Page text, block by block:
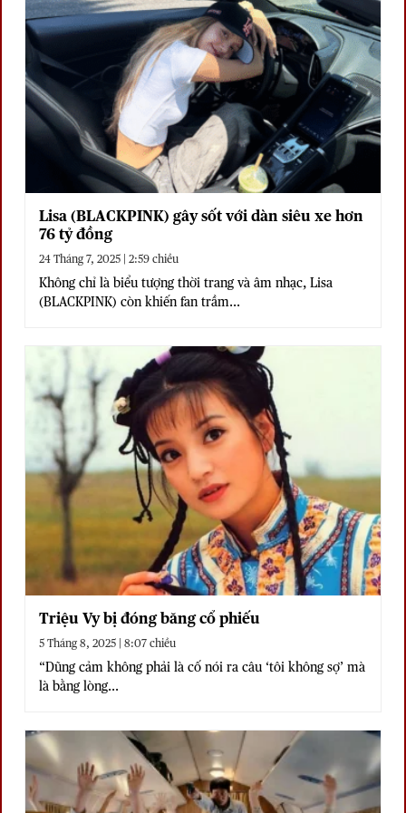
Lisa (BLACKPINK) gây sốt với dàn siêu xe hơn
76 tỷ đồng
24 Tháng 7, 2025 | 2:59 chiều
Không chỉ là biểu tượng thời trang và âm nhạc, Lisa
(BLACKPINK) còn khiến fan trầm...
Triệu Vy bị đóng băng cổ phiếu
5 Tháng 8, 2025 | 8:07 chiều
“Dũng cảm không phải là cố nói ra câu ‘tôi không sợ’ mà
là bằng lòng...